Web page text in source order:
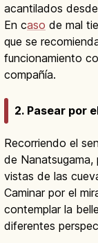
acantilados
En caso de mal
que se
funcionamiento
compañía.
2. Pasear por
Recorriendo el
de
vistas de las
Caminar por el
contemplar la
diferentes